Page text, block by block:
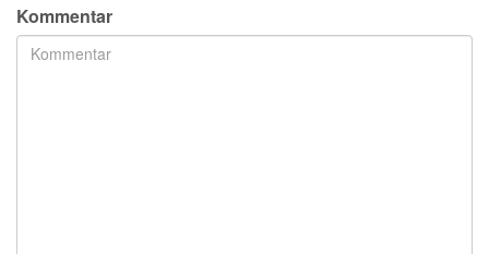
Kommentar